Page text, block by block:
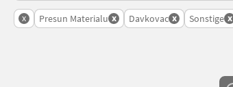
x Presun Materialu x Davkovac x Sonstige x